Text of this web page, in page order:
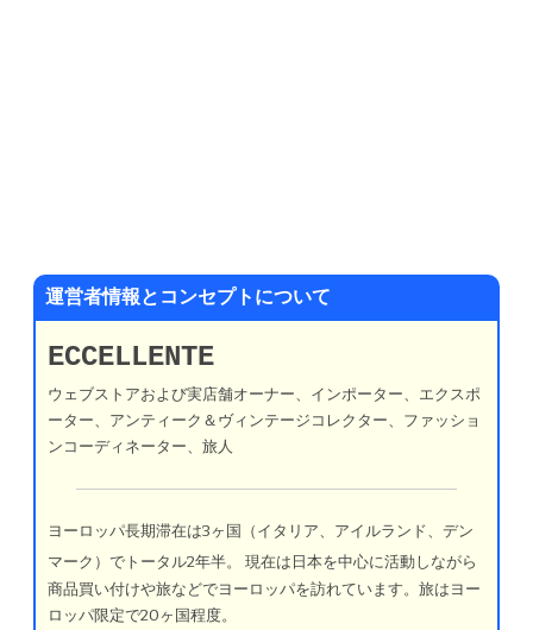
運営者情報とコンセプトについて
ECCELLENTE
ウェブストアおよび実店舗オーナー、インポーター、エクスポ
ーター、アンティーク＆ヴィンテージコレクター、ファッショ
ンコーディネーター、旅人
ヨーロッパ長期滞在は3ヶ国（イタリア、アイルランド、デン
マーク）でトータル2年半。
現在は日本を中心に活動しながら
商品買い付けや旅などでヨーロッパを訪れています。旅はヨー
ロッパ限定で20ヶ国程度。